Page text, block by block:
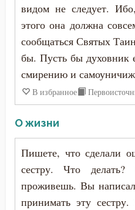
Умерший
Уныние
Утешение
Храм
Царство небесное
Целомудрие
видом не следует.
этого она должна
сообщаться Святых
бы. Пусть бы духовник
смирению и
В избранное
О жизни
Пишете, что сделали
сестру. Что
проживешь. Вы
принимать эту